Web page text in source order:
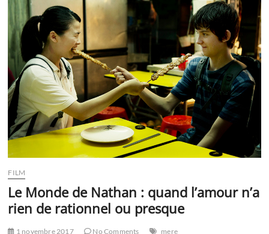
d’être
une
maman
solo
FILM
Le Monde de Nathan : quand l’amour n’a
rien de rationnel ou presque
1 novembre 2017 No Comments mere